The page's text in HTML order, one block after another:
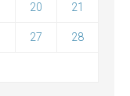
20 21
27 28